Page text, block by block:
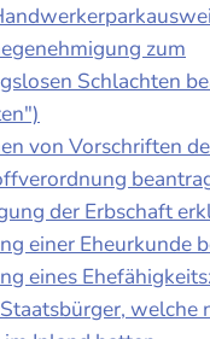
zum
Schlachten
von Vorschriften
der Erbschaft
einer Eheurkunde
eines
welche